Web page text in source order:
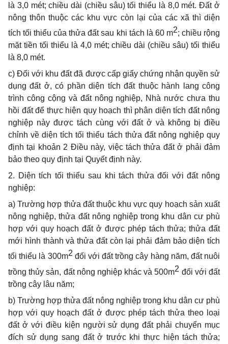
là 3,0 mét; chiều dài (chiều sâu) tối thiểu là 8,0 mét. Đất ở
nông thôn thuộc các khu vực còn lại của các xã thì diện
tích tối thiểu của thửa đất sau khi tách là 60 m2; chiều rộng
mặt tiền tối thiểu là 4,0 mét; chiều dài (chiều sâu) tối thiểu
là 8,0 mét.
c) Đối với khu đất đã được cấp giấy chứng nhận quyền sử
dụng đất ở, có phần diện tích đất thuộc hành lang công
trình công cộng và đất nông nghiệp, Nhà nước chưa thu
hồi đất để thực hiện quy hoạch thì phân diện tích đất nông
nghiệp này được tách cùng với đất ở và không bị điều
chỉnh về diện tích tối thiểu tách thửa đất nông nghiệp quy
định tại khoản 2 Điều này, việc tách thửa đất ở phải đảm
bảo theo quy định tại Quyết định này.
2. Diện tích tối thiểu sau khi tách thửađối với đất nông
nghiệp:
a) Trường hợp thửa đất thuộc khu vực quy hoạch sản xuất
nông nghiệp, thửa đất nông nghiệp trong khu dân cư phù
hợp với quy hoạch đất ở được phép tách thửa; thửa đất
mới hình thành và thửa đất còn lại phải đảm bảo diện tích
tối thiểu là 300m2 đối với đất trồng cây hàng năm, đất nuôi
trồng thủy sản, đất nông nghiệp khác và 500m2 đối với đất
trồng cây lâu năm;
b) Trường hợp thửa đất nông nghiệp trong khu dân cư phù
hợp với quy hoạch đất ở được phép tách thửa theo loại
đất ở với điều kiện người sử dụng đất phải chuyển mục
đích sử dụng sang đất ở trước khi thực hiện tách thửa;